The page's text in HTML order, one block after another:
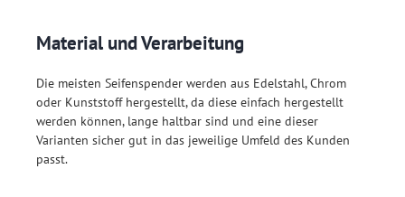
Material und Verarbeitung
Die meisten Seifenspender werden aus Edelstahl, Chrom
oder Kunststoff hergestellt, da diese einfach hergestellt
werden können, lange haltbar sind und eine dieser
Varianten sicher gut in das jeweilige Umfeld des Kunden
passt.